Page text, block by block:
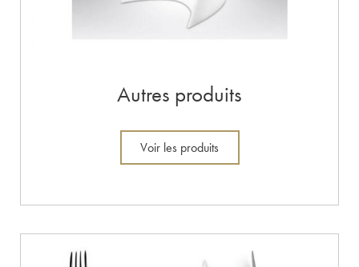
Autres produits
Voir les produits